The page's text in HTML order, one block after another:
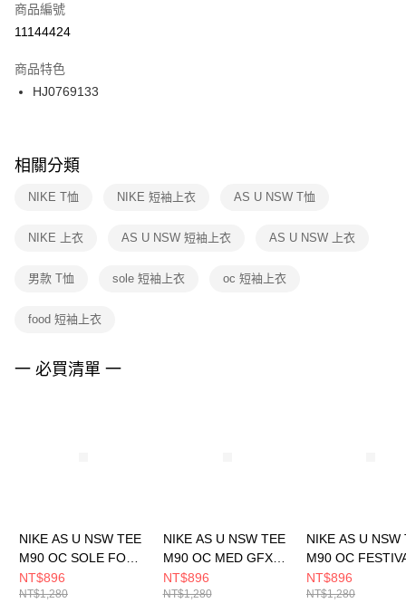
【「AFTEE先享後付」結帳流程】
１．於結帳方式選擇「AFTEE先享後付」後，將跳轉至「AFTEE先享後付」
２．訂單成立數日內，您將收到繳費通知簡訊。
３．收到繳費通知簡訊後14天內，點擊此簡訊中的連結，可透過四大超商／
ATM／網路銀行／等多元方式進行付款，方視為交易完成。
※ 交易是否成功請以「AFTEE先享後付 」之結帳頁面顯示為準，若有關於
是否繳費成功／繳費後需取消欲退款等相關疑問，請聯繫「AFTEE先享後付
客戶支援中心」
https://netprotections.freshdesk.com/support/home
１．透過由恩沛科技股份有限公司提供之「AFTEE先享後付」服務完成之交
權轉讓予恩沛科技股份有限公司。
３．未成年的使用者請事先徵得法定代理人或監護人之同意方可使用
４．使用「AFTEE先享後付」時，將依據個別帳號之用戶狀況，依本公司即
宅配
每筆NT$100，滿NT$1,500(含以上)免運費
付款後門市自取
每筆NT$100，滿NT$1,500(含以上)免運費
商品編號
11144424
商品特色
HJ0769133
相關分類
NIKE T恤 NIKE 短袖上衣 AS U NSW T恤
NIKE 上衣 AS U NSW 短袖上衣 AS U NSW 上衣
男款 T恤 sole 短袖上衣 oc 短袖上衣
food 短袖上衣
一 必買清單 一
NIKE AS U NSW TEE
M90 OC SOLE FOOD
男 短袖上衣
HJ0769696
NT$896
NT$1,280
NIKE AS U NSW TEE
M90 OC MED GFX
BR 男 短袖上衣
HQ9267289
NT$896
NT$1,280
NIKE AS U NSW
M90 OC
男 短袖上衣
HJ0765736
NT$896
NT$1,280